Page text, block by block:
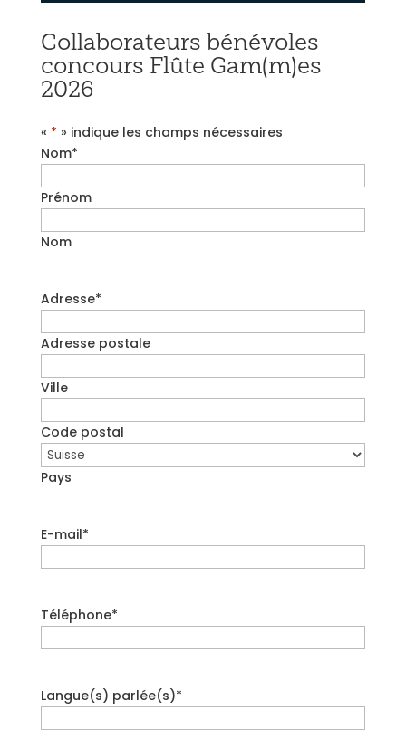
Collaborateurs bénévoles
concours Flûte Gam(m)es
2026
« * » indique les champs nécessaires
Nom*
Prénom
Nom
Adresse*
Adresse postale
Ville
Code postal
Pays
E-mail*
Téléphone*
Langue(s) parlée(s)*